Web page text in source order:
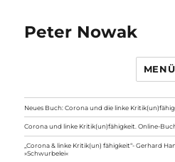
Peter Nowak
MENÜ
Neues Buch: Corona und die linke
Corona und linke Kritik(un)fähigkeit. Online-
„Corona & linke Kritik(un) fähigkeit“- Gerhard
»Schwurbelei«